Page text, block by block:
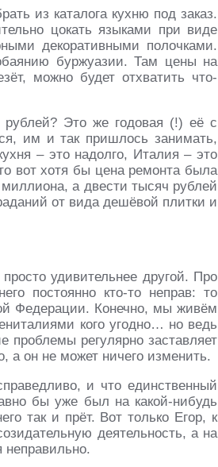
из каталога кухню под заказ.
цокать языками при виде
декоративными полочками.
буржуазии. Там цены на
можно будет отхватить что-
рублей? Это же годовая (!) её с
им и так пришлось занимать,
– это надолго, Италия – это
вот хотя бы цена ремонта была
а двести тысяч рублей
от вида дешёвой плитки и
удивительнее другой. Про
постоянно кто-то неправ: то
Федерации. Конечно, мы живём
кого угодно… но ведь
проблемы регулярно заставляет
а он не может ничего изменить.
и что единственный
бы уже был на какой-нибудь
так и прёт. Вот только Егор, к
деятельность, а на
неправильно.